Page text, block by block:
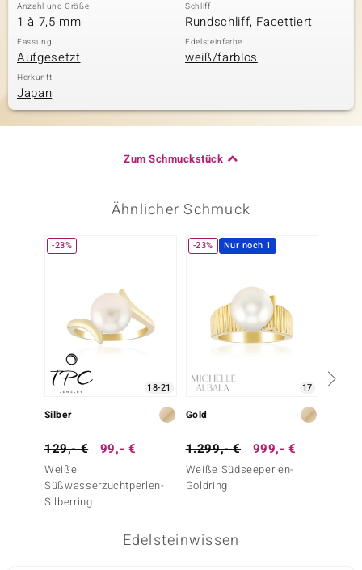
Anzahl und Größe
1 à 7,5 mm
Schliff
Rundschliff, Facettiert
Fassung
Aufgesetzt
Edelsteinfarbe
weiß/farblos
Herkunft
Japan
Zum Schmuckstück
Ähnlicher Schmuck
-23%
18-21
Silber
129,- € 99,- €
Weiße
Süßwasserzuchtperlen-
Silberring
-23% Nur noch 1
17
Gold
1.299,- € 999,- €
Weiße Südseeperlen-
Goldring
Edelsteinwissen